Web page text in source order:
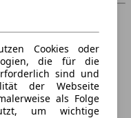
Cookies oder
die für die
sind und
der Webseite
als Folge
um wichtige